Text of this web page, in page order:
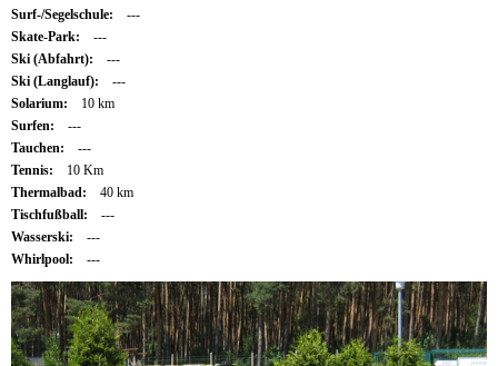
Surf-/Segelschule:
---
Skate-Park:
---
Ski (Abfahrt):
---
Ski (Langlauf):
---
Solarium:
10 km
Surfen:
---
Tauchen:
---
Tennis:
10 Km
Thermalbad:
40 km
Tischfußball:
---
Wasserski:
---
Whirlpool:
---